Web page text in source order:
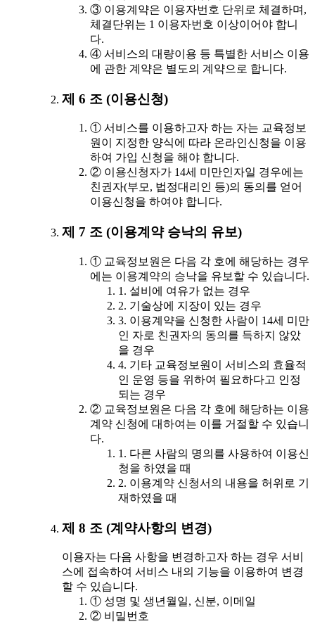
③ 이용계약은 이용자번호 단위로 체결하며,
체결단위는 1 이용자번호 이상이어야 합니
다.
④ 서비스의 대량이용 등 특별한 서비스 이용
에 관한 계약은 별도의 계약으로 합니다.
제 6 조 (이용신청)
① 서비스를 이용하고자 하는 자는 교육정보
원이 지정한 양식에 따라 온라인신청을 이용
하여 가입 신청을 해야 합니다.
② 이용신청자가 14세 미만인자일 경우에는
친권자(부모, 법정대리인 등)의 동의를 얻어
이용신청을 하여야 합니다.
제 7 조 (이용계약 승낙의 유보)
① 교육정보원은 다음 각 호에 해당하는 경우
에는 이용계약의 승낙을 유보할 수 있습니다.
1. 설비에 여유가 없는 경우
2. 기술상에 지장이 있는 경우
3. 이용계약을 신청한 사람이 14세 미만
인 자로 친권자의 동의를 득하지 않았
을 경우
4. 기타 교육정보원이 서비스의 효율적
인 운영 등을 위하여 필요하다고 인정
되는 경우
② 교육정보원은 다음 각 호에 해당하는 이용
계약 신청에 대하여는 이를 거절할 수 있습니
다.
1. 다른 사람의 명의를 사용하여 이용신
청을 하였을 때
2. 이용계약 신청서의 내용을 허위로 기
재하였을 때
제 8 조 (계약사항의 변경)
이용자는 다음 사항을 변경하고자 하는 경우 서비
스에 접속하여 서비스 내의 기능을 이용하여 변경
할 수 있습니다.
① 성명 및 생년월일, 신분, 이메일
② 비밀번호